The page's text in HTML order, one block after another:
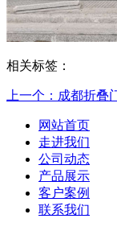
相关标签：
上一个：成都折叠
网站首页
走进我们
公司动态
产品展示
客户案例
联系我们